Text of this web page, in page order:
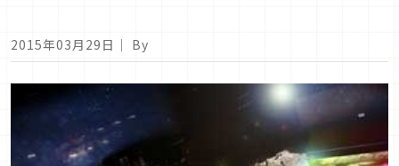
2015年03月29日 ｜ By